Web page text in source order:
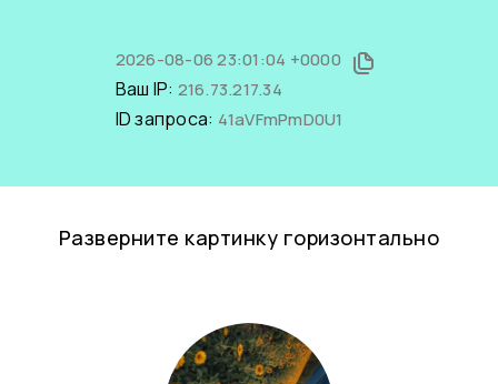
2026-08-06 23:01:04 +0000
Ваш IP: 216.73.217.34
ID запроса: 41aVFmPmD0U1
Разверните картинку горизонтально